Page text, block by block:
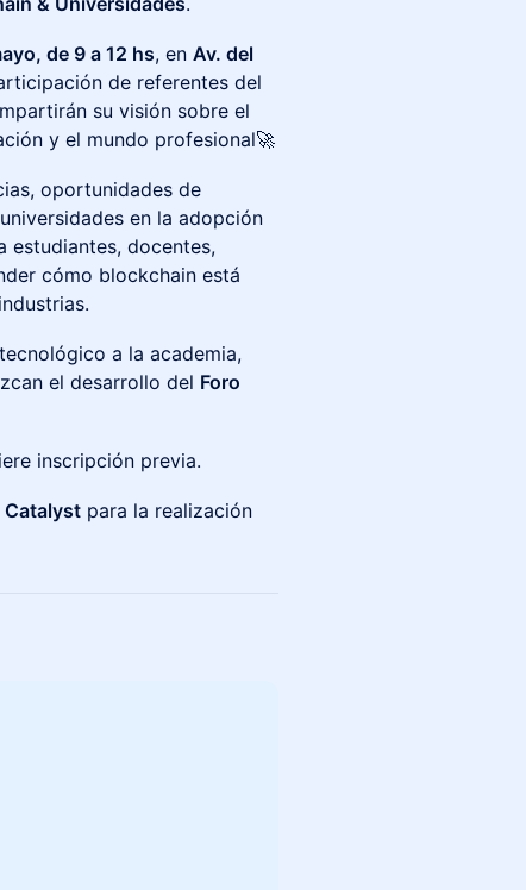
de 9 a 12 hs, en Av. del
de referentes del
su visión sobre el
y el mundo profesional🚀
oportunidades de
en la adopción
estudiantes, docentes,
cómo blockchain está
a la academia,
el desarrollo del Foro
inscripción previa.
Catalyst para la realización